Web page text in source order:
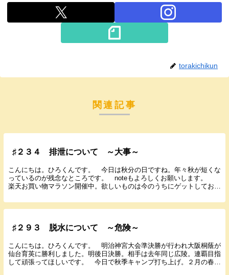
torakichikun
関連記事
♯２３４ 排泄について ～大事～
こんにちは。ひろくんです。 今日は秋分の日ですね。年々秋が短くな
っているのが残念なところです。 noteもよろしくお願いします。
楽天お買い物マラソン開催中。欲しいものは今のうちにゲットしておい
♯２９３ 脱水について ～危険～
こんにちは。ひろくんです。 明治神宮大会準決勝が行われ大阪桐蔭が
仙台育英に勝利しました。明後日決勝。相手は去年同じ広陵。連覇目指
して頑張ってほしいです。 今日で秋季キャンプ打ち上げ。２月の春季